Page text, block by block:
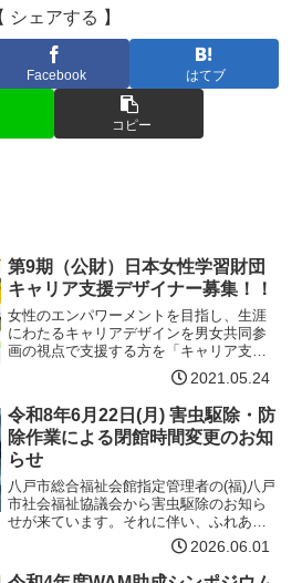
シェアする 】
Facebook はてブ
コピー
第9期（公財）日本女性学習財団
キャリア支援デザイナー募集！！
女性のエンパワーメントを目指し、生涯
にわたるキャリアデザインを男女共同参
画の視点で支援する方を「キャリア支援
デザイナー」として登録し、活動をサポ
ートします！キャリアコンサルタント
や、企業・大学・女性関連施設・ハロー
ワーク等で、女性のキャリア…【詳細は
コチラ】
2021.05.24
令和8年6月22日(月) 害虫駆除・防
除作業による閉館時間変更のお知
らせ
八戸市総合福祉会館指定管理者の(福)八戸
市社会福祉協議会から害虫駆除のお知ら
せが来ています。それに伴い、ふれあい
センターわいぐも開館時間を変更させて
いただきます。ご不便をおかけいたしま
すが、ご理解のほどよろしくお願い申し
2026.06.01